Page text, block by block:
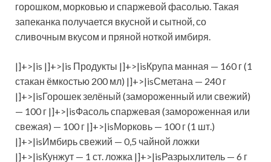
горошком, морковью и спаржевой фасолью. Такая
запеканка получается вкусной и сытной, со
сливочным вкусом и пряной ноткой имбиря.
|]+>|is |]+>|is Продукты |]+>|isКрупа манная — 160 г (1
стакан ёмкостью 200 мл) |]+>|isСметана — 240 г
|]+>|isГорошек зелёный (замороженный или свежий)
— 100 г |]+>|isФасоль спаржевая (замороженная или
свежая) — 100 г |]+>|isМорковь — 100 г (1 шт.)
|]+>|isИмбирь свежий — 0,5 чайной ложки
|]+>|isКунжут — 1 ст. ложка |]+>|isРазрыхлитель — 6 г